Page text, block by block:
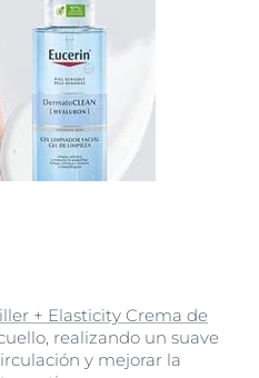
+ Elasticity Crema de
realizando un suave
y mejorar la